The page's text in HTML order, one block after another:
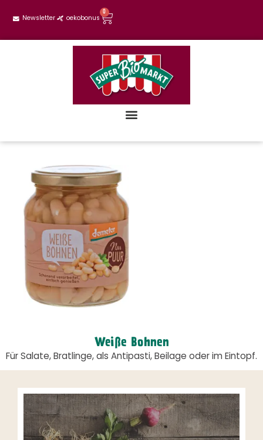
Newsletter oekobonus
0
Weiße Bohnen
Für Salate, Bratlinge, als Antipasti, Beilage oder im Eintopf.